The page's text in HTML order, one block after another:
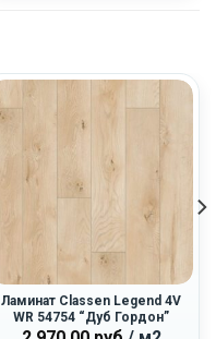
Ламинат Classen Legend 4V
WR 54754 “Дуб Гордон”